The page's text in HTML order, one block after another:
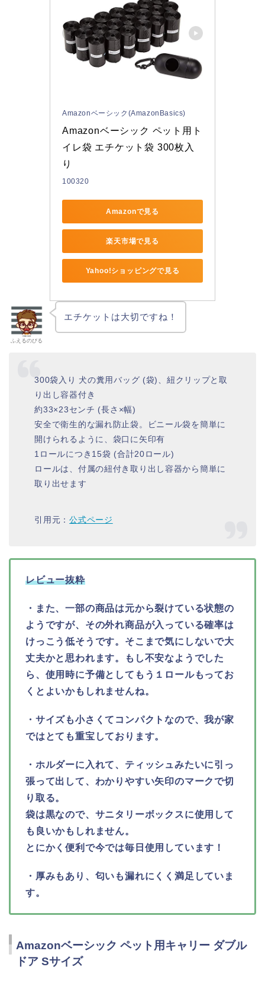
Amazonベーシック(AmazonBasics)
Amazonベーシック ペット用ト
イレ袋 エチケット袋 300枚入
り
100320
Amazonで見る
楽天市場で見る
Yahoo!ショッピングで見る
ふえるのびる
エチケットは大切ですね！
300袋入り 犬の糞用バッグ (袋)、紐クリップと取
り出し容器付き
約33×23センチ (長さ×幅)
安全で衛生的な漏れ防止袋。ビニール袋を簡単に
開けられるように、袋口に矢印有
1ロールにつき15袋 (合計20ロール)
ロールは、付属の紐付き取り出し容器から簡単に
取り出せます
引用元：公式ページ
レビュー抜粋
・また、一部の商品は元から裂けている状態の
ようですが、その外れ商品が入っている確率は
けっこう低そうです。そこまで気にしないで大
丈夫かと思われます。もし不安なようでした
ら、使用時に予備としてもう１ロールもってお
くとよいかもしれませんね。
・サイズも小さくてコンパクトなので、我が家
ではとても重宝しております。
・ホルダーに入れて、ティッシュみたいに引っ
張って出して、わかりやすい矢印のマークで切
り取る。
袋は黒なので、サニタリーボックスに使用して
も良いかもしれません。
とにかく便利で今では毎日使用しています！
・厚みもあり、匂いも漏れにくく満足していま
す。
Amazonベーシック ペット用キャリー ダブル
ドア Sサイズ